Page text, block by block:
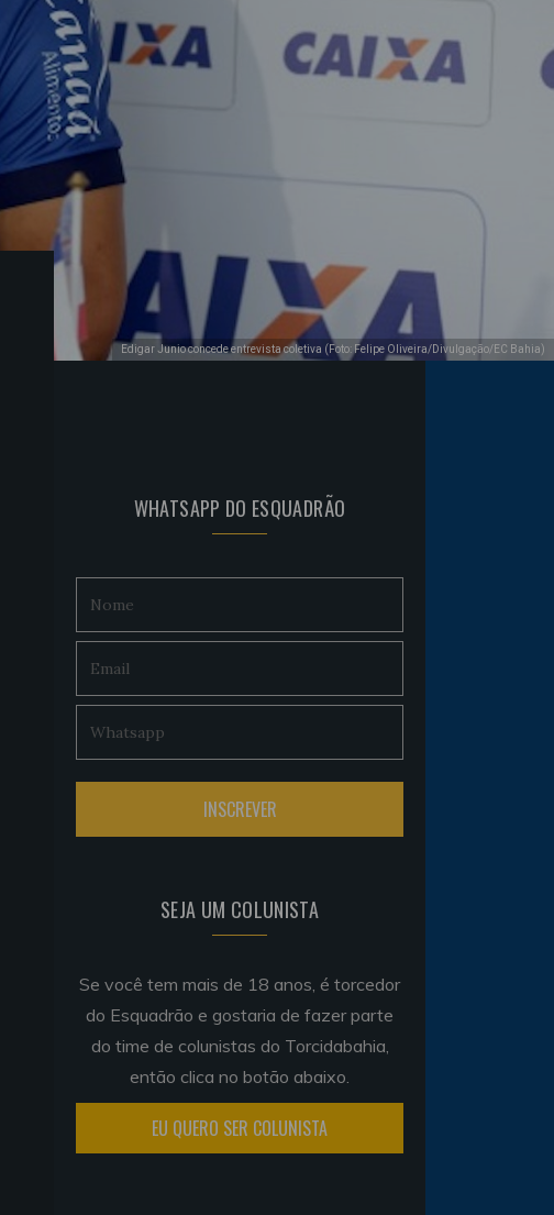
Edigar Junio concede entrevista coletiva (Foto: Felipe Oliveira/Divulgação/EC Bahia)
WHATSAPP DO ESQUADRÃO
SEJA UM COLUNISTA
Se você tem mais de 18 anos, é torcedor
do Esquadrão e gostaria de fazer parte
do time de colunistas do Torcidabahia,
então clica no botão abaixo.
EU QUERO SER COLUNISTA